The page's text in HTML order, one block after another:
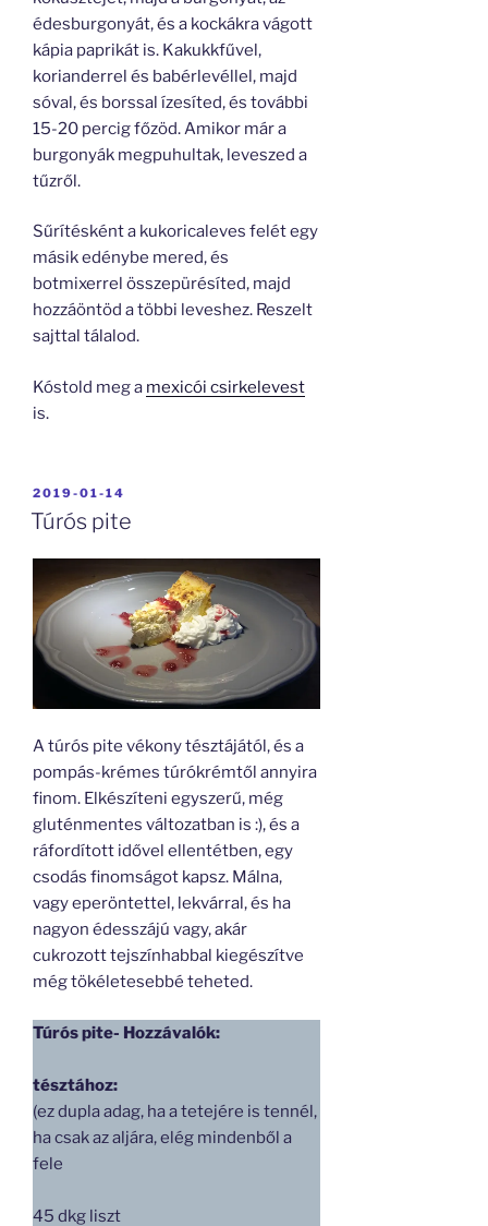
édesburgonyát, és a kockákra vágott
kápia paprikát is. Kakukkfűvel,
korianderrel és babérlevéllel, majd
sóval, és borssal ízesíted, és további
15-20 percig főzöd. Amikor már a
burgonyák megpuhultak, leveszed a
tűzről.
Sűrítésként a kukoricaleves felét egy
másik edénybe mered, és
botmixerrel összepürésíted, majd
hozzáöntöd a többi leveshez. Reszelt
sajttal tálalod.
Kóstold meg a mexicói csirkelevest
is.
BEKÜLDVE:
2019-01-14
Túrós pite
A túrós pite vékony tésztájától, és a
pompás-krémes túrókrémtől annyira
finom. Elkészíteni egyszerű, még
gluténmentes változatban is :), és a
ráfordított idővel ellentétben, egy
csodás finomságot kapsz. Málna,
vagy eperöntettel, lekvárral, és ha
nagyon édesszájú vagy, akár
cukrozott tejszínhabbal kiegészítve
még tökéletesebbé teheted.
Túrós pite- Hozzávalók:
tésztához:
(ez dupla adag, ha a tetejére is tennél,
ha csak az aljára, elég mindenből a
fele
45 dkg liszt